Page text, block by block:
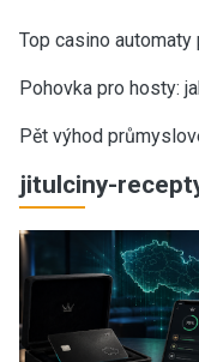
Top casino automaty
Pohovka pro hosty:
Pět výhod
jitulciny-